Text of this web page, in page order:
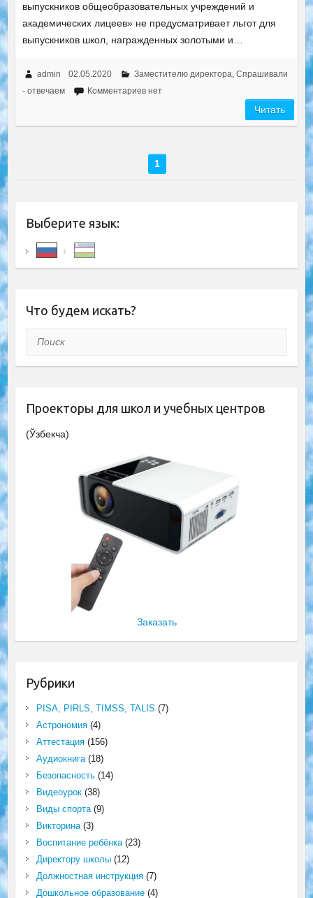
выпускников общеобразовательных учреждений и
академических лицеев» не предусматривает льгот для
выпускников школ, награжденных золотыми и…
admin 02.05.2020 Заместителю директора, Спрашивали
- отвечаем
Комментариев нет
Читать
1
Выберите язык:
Что будем искать?
Поиск
Проекторы для школ и учебных центров
(Ўзбекча)
Заказать
Рубрики
PISA, PIRLS, TIMSS, TALIS (7)
Астрономия(4)
Аттестация(156)
Аудиокнига(18)
Безопасность(14)
Видеоурок(38)
Виды спорта(9)
Викторина(3)
Воспитание ребёнка(23)
Директору школы(12)
Должностная инструкция(7)
Дошкольное образование(4)